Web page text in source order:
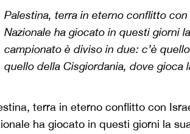
Palestina, terra in eterno conflitto
Nazionale ha giocato in questi giorni
campionato è diviso in due: c’è
quello della Cisgiordania, dove gioca
terra in eterno conflitto con
ha giocato in questi giorni la